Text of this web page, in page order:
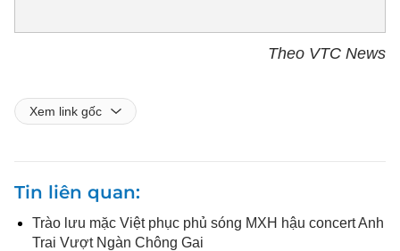
Theo VTC News
Xem link gốc
Tin liên quan
Trào lưu mặc Việt phục phủ sóng MXH hậu concert Anh
Trai Vượt Ngàn Chông Gai